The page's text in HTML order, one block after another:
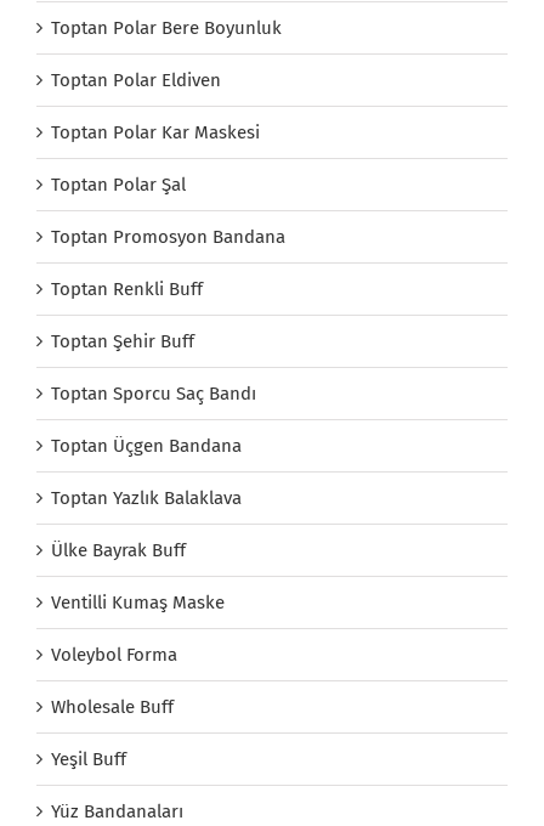
Toptan Polar Bere Boyunluk
Toptan Polar Eldiven
Toptan Polar Kar Maskesi
Toptan Polar Şal
Toptan Promosyon Bandana
Toptan Renkli Buff
Toptan Şehir Buff
Toptan Sporcu Saç Bandı
Toptan Üçgen Bandana
Toptan Yazlık Balaklava
Ülke Bayrak Buff
Ventilli Kumaş Maske
Voleybol Forma
Wholesale Buff
Yeşil Buff
Yüz Bandanaları